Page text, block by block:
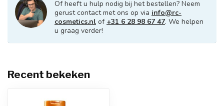
Of heeft u hulp nodig bij het bestellen? Neem
gerust contact met ons op via info@rc-
cosmetics.nl of +31 6 28 98 67 47. We helpen
u graag verder!
Recent bekeken